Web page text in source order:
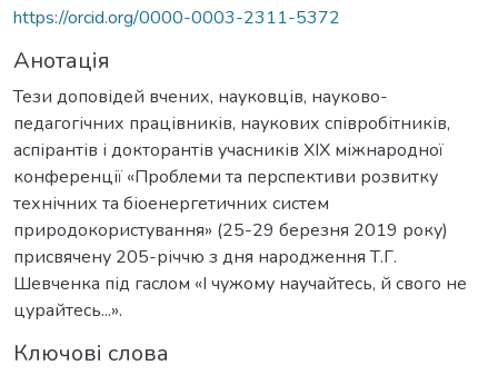
https://orcid.org/0000-0003-2311-5372
Анотація
Тези доповідей вчених, науковців, науково-
педагогічних працівників, наукових співробітників,
аспірантів і докторантів учасників XIX міжнародної
конференції «Проблеми та перспективи розвитку
технічних та біоенергетичних систем
природокористування» (25-29 березня 2019 року)
присвячену 205-річчю з дня народження Т.Г.
Шевченка під гаслом «І чужому научайтесь, й свого не
цурайтесь...».
Ключові слова